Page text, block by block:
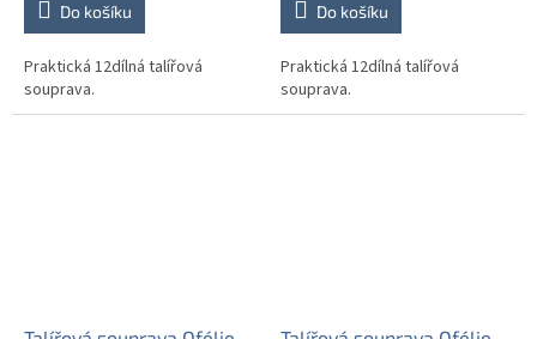
Do košíku
Praktická 12dílná talířová
souprava.
Do košíku
Praktická 12dílná talířová
souprava.